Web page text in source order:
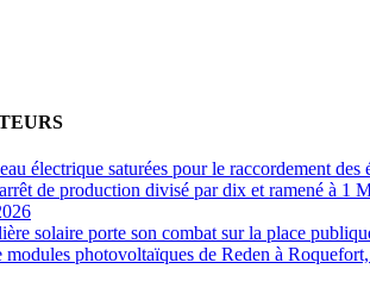
de production divisé par dix et ramené à 1
solaire porte son combat sur la place